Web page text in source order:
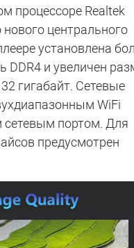
процессоре Realtek
центрального
установлена
DDR4 и увеличен
гигабайт. Сетевые
WiFi
портом. Для
предусмотрен